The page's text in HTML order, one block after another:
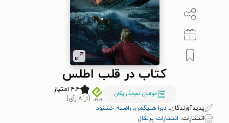
کتاب در قلب اطلس
خواندن نمونۀ رایگان
۴.۴ امتیاز
(از ۸ رأی)
پدیدآورندگان: دبرا هلیگمن، راضیه خشنود
انتشارات: انتشارات پرتقال